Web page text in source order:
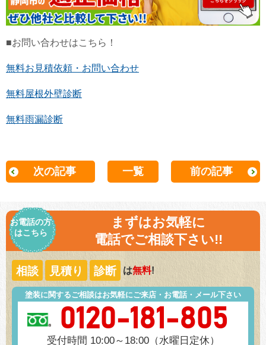
■お問い合わせはこちら！
無料お見積依頼・お問い合わせ
無料屋根外壁診断
無料雨漏診断
次の記事 一覧 前の記事
お電話の方
はこちら
まずはお気軽に
電話でご相談下さい!!
相談 見積り 診断 は無料!
塗装に関するご相談はお気軽にご来店・お電話・メール下さい
0120-181-805
受付時間 10:00～18:00（水曜日定休）